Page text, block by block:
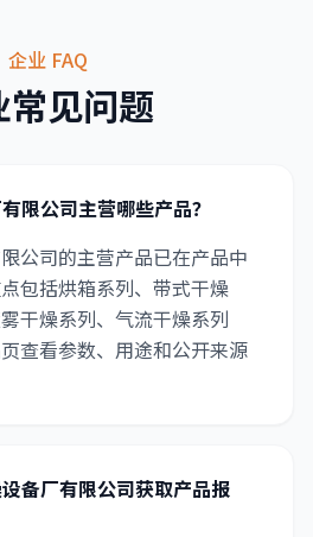
企业 FAQ
常见问题
限公司主营哪些产品？
公司的主营产品已在产品中
包括烘箱系列、带式干燥
干燥系列、气流干燥系列
查看参数、用途和公开来源
备厂有限公司获取产品报